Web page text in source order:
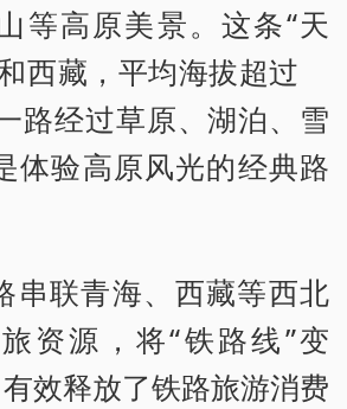
等高原美景。这条“天
西藏，平均海拔超过
经过草原、湖泊、雪
体验高原风光的经典路
串联青海、西藏等西北
资源，将“铁路线”变
有效释放了铁路旅游消费